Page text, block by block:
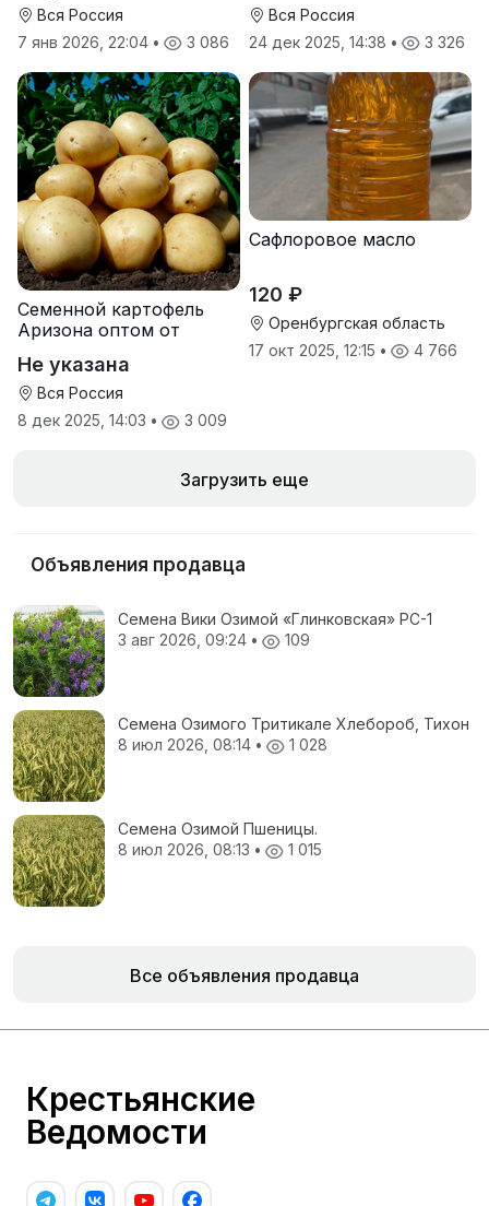
Вся Россия
7 янв 2026, 22:04 • 3 086
Вся Россия
24 дек 2025, 14:38 • 3 326
Семенной картофель
Аризона оптом от
Не указана
Вся Россия
8 дек 2025, 14:03 • 3 009
Сафлоровое масло
120 ₽
Оренбургская область
17 окт 2025, 12:15 • 4 766
Загрузить еще
Объявления продавца
Семена Вики Озимой «Глинковская» РС-1
3 авг 2026, 09:24 • 109
Семена Озимого Тритикале Хлебороб, Тихон
8 июл 2026, 08:14 • 1 028
Семена Озимой Пшеницы.
8 июл 2026, 08:13 • 1 015
Все объявления продавца
Крестьянские
Ведомости